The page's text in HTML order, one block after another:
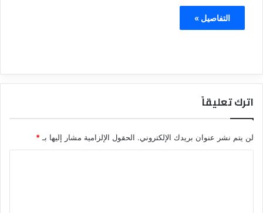
التفاصيل »
اترك تعليقاً
لن يتم نشر عنوان بريدك الإلكتروني. الحقول الإلزامية مشار إليها بـ *